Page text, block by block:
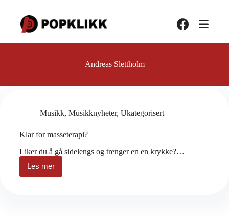
innholdet
Andreas Slettholm
Musikk, Musikknyheter, Ukategorisert
Klar for masseterapi?
Liker du å gå sidelengs og trenger en en krykke?…
Les mer
Klar
for